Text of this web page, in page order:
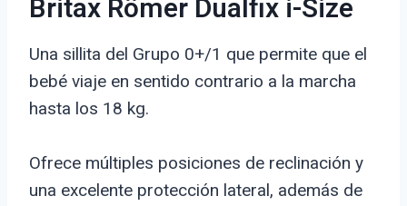
Britax Römer Dualfix i-Size
Una sillita del Grupo 0+/1 que permite que el
bebé viaje en sentido contrario a la marcha
hasta los 18 kg.
Ofrece múltiples posiciones de reclinación y
una excelente protección lateral, además de